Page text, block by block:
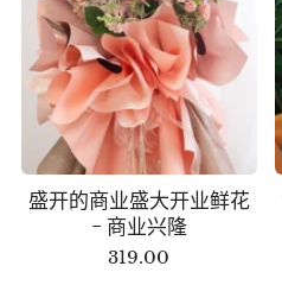
盛开的商业盛大开业鲜花
- 商业兴隆
319.00